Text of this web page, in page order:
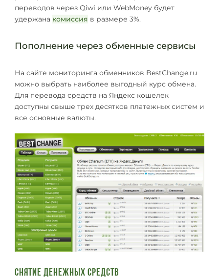
переводов через Qiwi или WebMoney будет
удержана комиссия в размере 3%.
Пополнение через обменные сервисы
На сайте мониторинга обменников BestChange.ru
можно выбрать наиболее выгодный курс обмена.
Для перевода средств на Яндекс кошелек
доступны свыше трех десятков платежных систем и
все основные валюты.
Снятие денежных средств